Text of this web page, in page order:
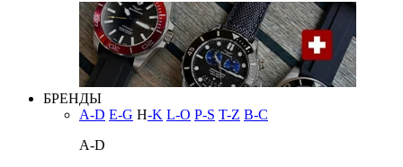
БРЕНДЫ
A-D E-G H-K L-O P-S T-Z В-С
A-D